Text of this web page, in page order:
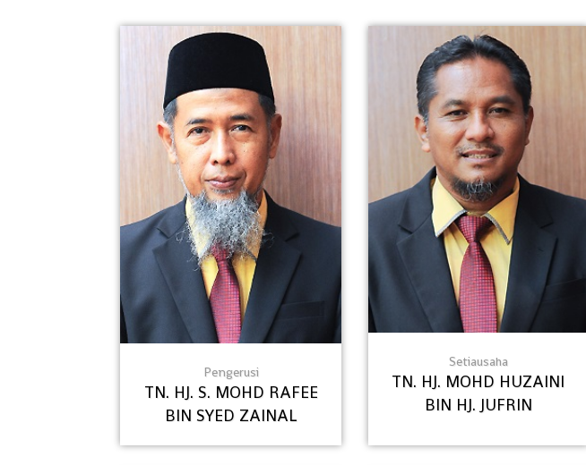
Pengerusi
TN. HJ. S. MOHD RAFEE
BIN SYED ZAINAL
Setiausaha
TN. HJ. MOHD HUZAINI
BIN HJ. JUFRIN